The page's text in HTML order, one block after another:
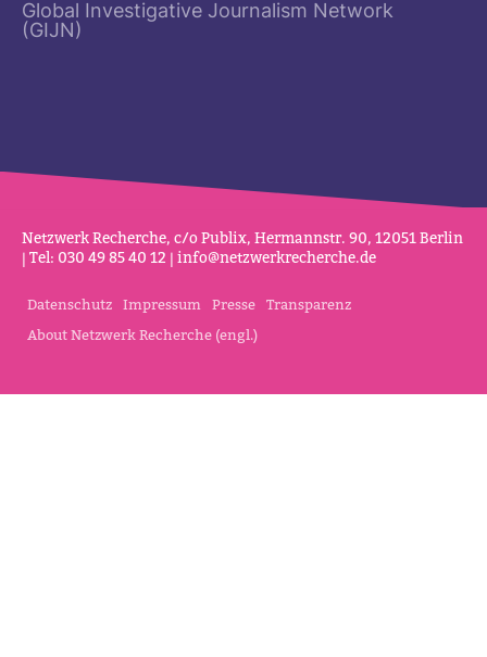
Global Investigative Journalism Network
(GIJN)
Netz­werk Recherche, c/o Publix, Her­mannstr. 90, 12051 Berlin
| Tel: 030 49 85 40 12 | info@netz­werk­re­cherche.de
Datenschutz Impressum Presse Transparenz
About Netzwerk Recherche (engl.)